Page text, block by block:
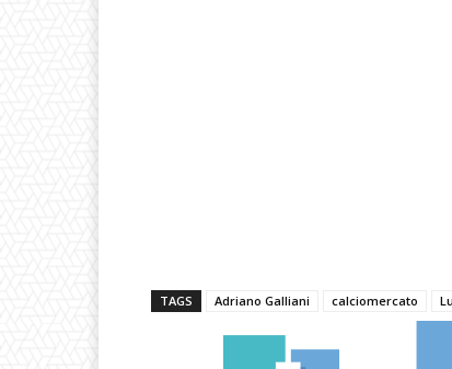
TAGS Adriano Galliani calciomercato